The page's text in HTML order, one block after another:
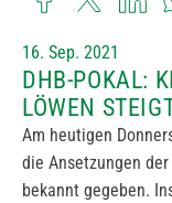
16. Sep. 2021
DHB-POKAL:
LÖWEN
Am heutigen
die Ansetzungen
bekannt gegeben.